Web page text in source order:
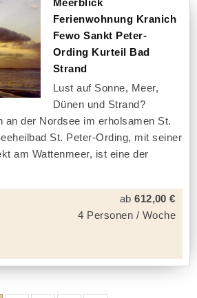
Meerblick
Ferienwohnung Kranich
Fewo Sankt Peter-
Ording Kurteil Bad
Strand
Lust auf Sonne, Meer,
Dünen und Strand?
an der Nordsee im erholsamen St.
St. Peter-Ording, mit seiner
am Wattenmeer, ist eine der
ab612,00 €
4 Personen / Woche